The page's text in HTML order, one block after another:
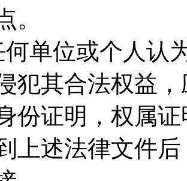
。
何单位或个人认
犯其合法权益
份证明，权属
上述法律文件